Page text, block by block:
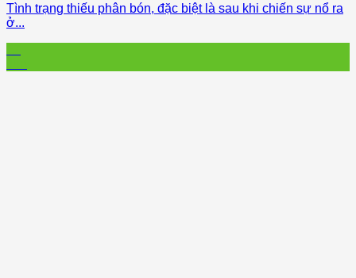
Tình trạng thiếu phân bón, đặc biệt là sau khi chiến sự nổ ra
ở...